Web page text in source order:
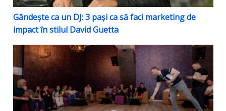
Gândește ca un DJ: 3 pași ca să faci marketing de
impact în stilul David Guetta
Campanii de marketing de succes – 3 recomandări